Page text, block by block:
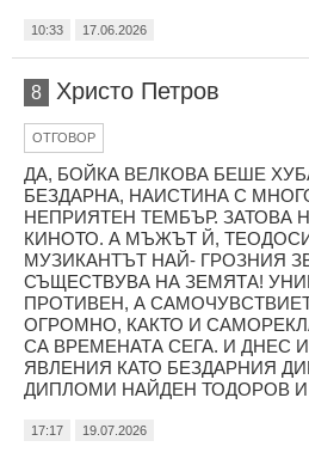
10:33 17.06.2026
8 Христо Петров
ОТГОВОР
ДА, БОЙКА ВЕЛКОВА БЕШЕ
БЕЗДАРНА, НАИСТИНА С
НЕПРИЯТЕН ТЕМБЪР. ЗАТОВА
КИНОТО. А МЪЖЪТ Й,
МУЗИКАНТЪТ НАЙ- ГРОЗНИЯ
СЪЩЕСТВУВА НА ЗЕМЯТА!
ПРОТИВЕН, А
ОГРОМНО, КАКТО И
СА ВРЕМЕНАТА СЕГА. И ДНЕС
ЯВЛЕНИЯ КАТО БЕЗДАРНИЯ
ДИПЛОМИ НАЙДЕН ТОДОРОВ
17:17 19.07.2026